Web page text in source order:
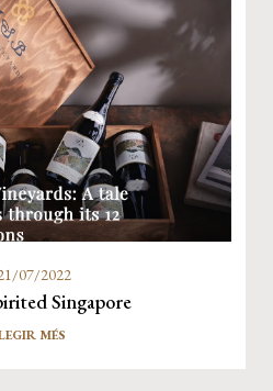
07/2022
Singapore
MÉS